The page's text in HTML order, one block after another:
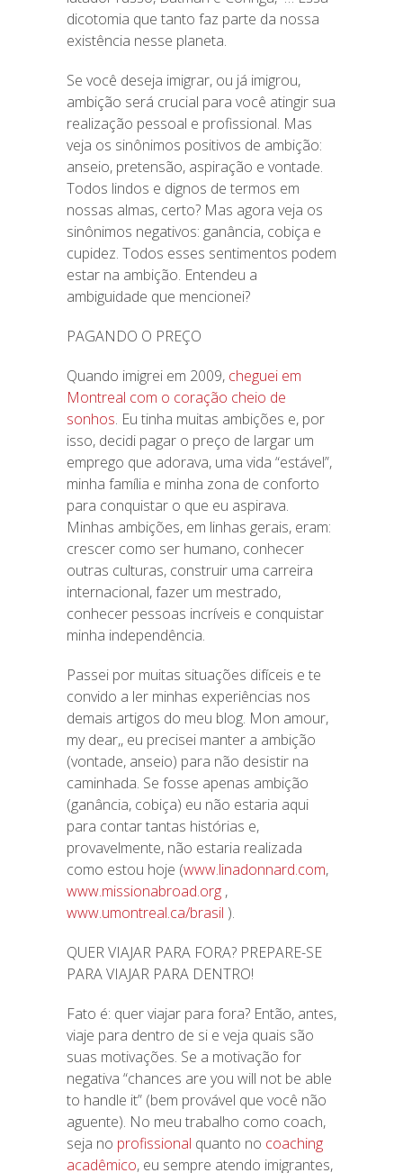
dicotomia que tanto faz parte da nossa
existência nesse planeta.
Se você deseja imigrar, ou já imigrou,
ambição será crucial para você atingir sua
realização pessoal e profissional. Mas
veja os sinônimos positivos de ambição:
anseio, pretensão, aspiração e vontade.
Todos lindos e dignos de termos em
nossas almas, certo? Mas agora veja os
sinônimos negativos: ganância, cobiça e
cupidez. Todos esses sentimentos podem
estar na ambição. Entendeu a
ambiguidade que mencionei?
PAGANDO O PREÇO
Quando imigrei em 2009, cheguei em
Montreal com o coração cheio de
sonhos. Eu tinha muitas ambições e, por
isso, decidi pagar o preço de largar um
emprego que adorava, uma vida “estável”,
minha família e minha zona de conforto
para conquistar o que eu aspirava.
Minhas ambições, em linhas gerais, eram:
crescer como ser humano, conhecer
outras culturas, construir uma carreira
internacional, fazer um mestrado,
conhecer pessoas incríveis e conquistar
minha independência.
Passei por muitas situações difíceis e te
convido a ler minhas experiências nos
demais artigos do meu blog. Mon amour,
my dear,, eu precisei manter a ambição
(vontade, anseio) para não desistir na
caminhada. Se fosse apenas ambição
(ganância, cobiça) eu não estaria aqui
para contar tantas histórias e,
provavelmente, não estaria realizada
como estou hoje (www.linadonnard.com,
www.missionabroad.org ,
www.umontreal.ca/brasil ).
QUER VIAJAR PARA FORA? PREPARE-SE
PARA VIAJAR PARA DENTRO!
Fato é: quer viajar para fora? Então, antes,
viaje para dentro de si e veja quais são
suas motivações. Se a motivação for
negativa “chances are you will not be able
to handle it” (bem provável que você não
aguente). No meu trabalho como coach,
seja no profissional quanto no coaching
acadêmico, eu sempre atendo imigrantes,